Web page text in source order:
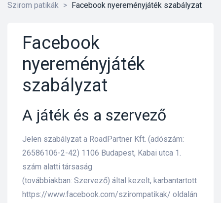
Szirom patikák > Facebook nyereményjáték szabályzat
Facebook
nyereményjáték
szabályzat
A játék és a szervező
Jelen szabályzat a RoadPartner Kft. (adószám:
26586106-2-42) 1106 Budapest, Kabai utca 1.
szám alatti társaság
(továbbiakban: Szervező) által kezelt, karbantartott
https://www.facebook.com/szirompatikak/ oldalán